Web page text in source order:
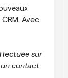
Avec
sur
un contact